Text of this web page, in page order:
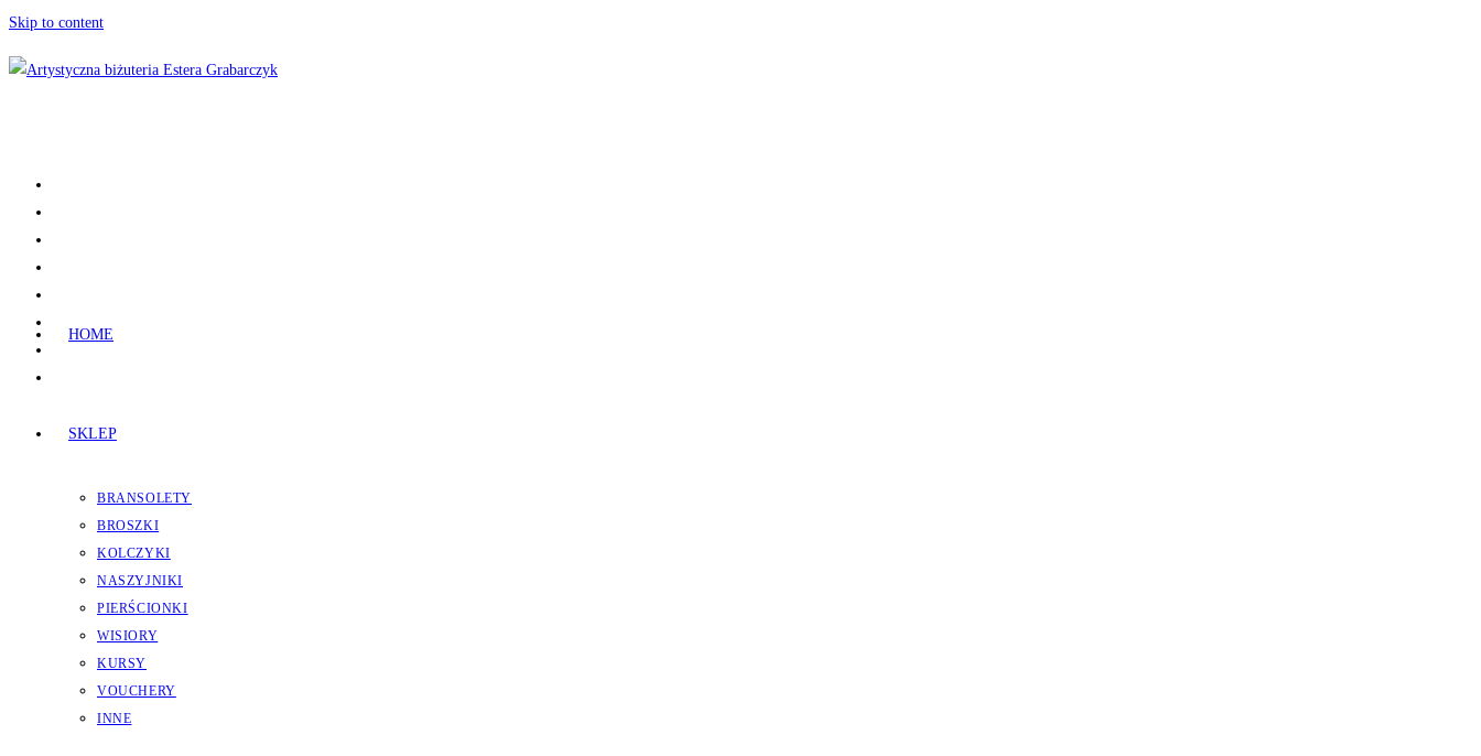
Skip to content
HOME
SKLEP
BRANSOLETY
BROSZKI
KOLCZYKI
NASZYJNIKI
PIERŚCIONKI
WISIORY
KURSY
VOUCHERY
INNE